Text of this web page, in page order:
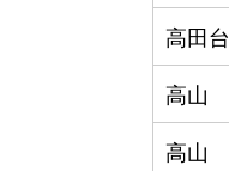
高田台
高山
高山